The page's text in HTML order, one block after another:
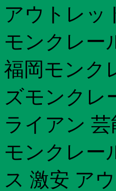
アウトレッ
モンクレー
福岡モンク
ズモンクレ
ライアン
モンクレー
ス 激安 ア